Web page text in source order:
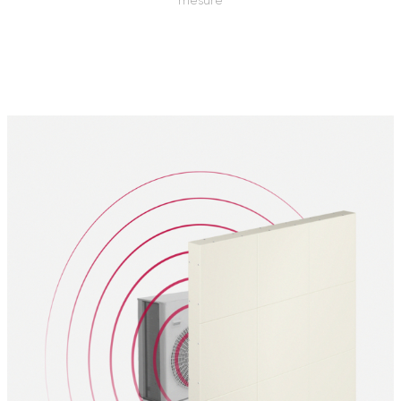
esthétique et
personnalisable
En plus de son efficacité acoustique, notre
anti bruit pour pompe à chaleur
être
personnalisé avec des options de
décoration ou une jardinière intégrée
ajouts permettent d’harmoniser la protection
acoustique avec l’aménagement de votre jardin
ou terrasse.